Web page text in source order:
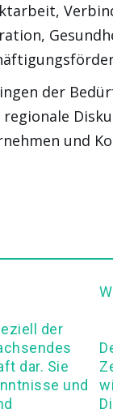
der
regionale
und
der
dar. Sie
und